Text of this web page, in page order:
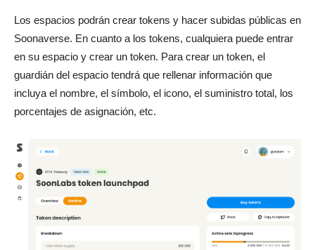
Los espacios podrán crear tokens y hacer subidas públicas en
Soonaverse. En cuanto a los tokens, cualquiera puede entrar
en su espacio y crear un token. Para crear un token, el
guardián del espacio tendrá que rellenar información que
incluya el nombre, el símbolo, el icono, el suministro total, los
porcentajes de asignación, etc.